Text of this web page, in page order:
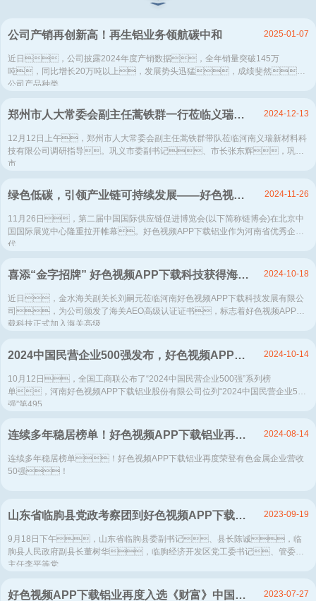
公司产销再创新高！再生铝业务领航碳中和
近日，公司披露2024年度产销数据，全年销量突破145万
吨，同比增长20万吨以上，发展势头迅猛，成绩斐然。
公司产品种类...
2025-01-07
郑州市人大常委会副主任蒿铁群一行莅临义瑞新材调研指导
12月12日上午，郑州市人大常委会副主任蒿铁群带队莅临河南义瑞新材料科
技有限公司调研指导。巩义市委副书记、市长张东辉，巩义
市...
2024-12-13
绿色低碳，引领产业链可持续发展——好色视频APP下载铝业精彩亮相链博会
11月26日，第二届中国国际供应链促进博览会(以下简称链博会)在北京中
国国际展览中心隆重拉开帷幕。好色视频APP下载铝业作为河南省优秀企业
代...
2024-11-26
喜添“金字招牌” 好色视频APP下载科技获得海关AEO高级认证
近日，金水海关副关长刘嗣元莅临河南好色视频APP下载科技发展有限公
司，为公司颁发了海关AEO高级认证证书，标志着好色视频APP下
载科技正式加入海关高级...
2024-10-18
2024中国民营企业500强发布，好色视频APP下载铝业排名稳步提升！
10月12日，全国工商联公布了“2024中国民营企业500强”系列榜
单，河南好色视频APP下载铝业股份有限公司位列“2024中国民营企业500
强”第495...
2024-10-14
连续多年稳居榜单！好色视频APP下载铝业再度荣登有色金属企业营收50强！
连续多年稳居榜单！好色视频APP下载铝业再度荣登有色金属企业营收
50强！
2024-08-14
山东省临朐县党政考察团到好色视频APP下载铝业参观考察
9月18日下午，山东省临朐县委副书记、县长陈诚，临
朐县人民政府副县长董树华，临朐经济开发区党工委书记、管委会
主任李平等党...
2023-09-19
好色视频APP下载铝业再度入选《财富》中国上市公司500强！ 2023-07-27